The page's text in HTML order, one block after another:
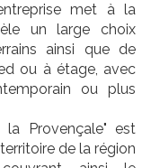
met à la
un large choix
ainsi que de
ou à étage, avec
ou plus
la Provençale" est
de la région